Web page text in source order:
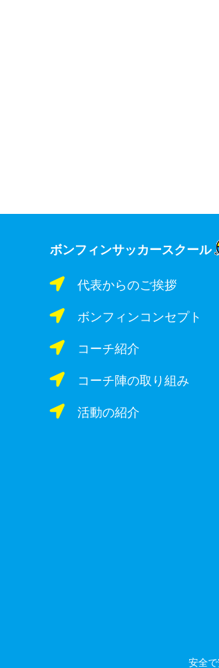
ボンフィンサッカースクール
代表からのご挨拶
ボンフィンコンセプト
コーチ紹介
コーチ陣の取り組み
活動の紹介
安全